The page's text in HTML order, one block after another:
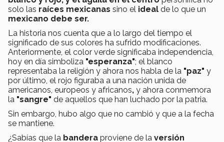
solo las raíces mexicanas sino el ideal de lo que un
mexicano debe ser.
La historia nos cuenta que a lo largo del tiempo el
significado de sus colores ha sufrido modificaciones.
Anteriormente, el color verde significaba independencia,
hoy en día simboliza "esperanza"; el blanco
representaba la religión y ahora nos habla de la "paz" y
por último, el rojo figuraba a una nación unida de
americanos, europeos y africanos, y ahora conmemora
la "sangre" de aquellos que han luchado por la patria.
Sin embargo, hubo algo que no cambió y que a la fecha
se mantiene.
¿Sabías que la bandera proviene de la versión